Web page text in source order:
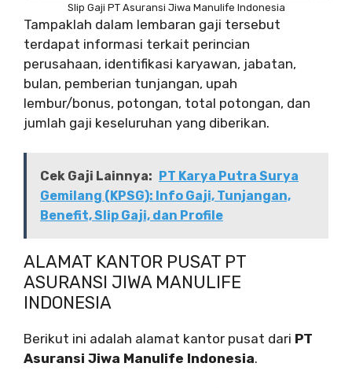
Slip Gaji PT Asuransi Jiwa Manulife Indonesia
Tampaklah dalam lembaran gaji tersebut
terdapat informasi terkait perincian
perusahaan, identifikasi karyawan, jabatan,
bulan, pemberian tunjangan, upah
lembur/bonus, potongan, total potongan, dan
jumlah gaji keseluruhan yang diberikan.
Cek Gaji Lainnya:
PT Karya Putra Surya
Gemilang (KPSG): Info Gaji, Tunjangan,
Benefit, Slip Gaji, dan Profile
ALAMAT KANTOR PUSAT PT
ASURANSI JIWA MANULIFE
INDONESIA
Berikut ini adalah alamat kantor pusat dari PT
Asuransi Jiwa Manulife Indonesia.